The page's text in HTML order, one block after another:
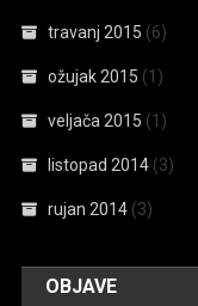
travanj 2015 (6)
ožujak 2015 (1)
veljača 2015 (1)
listopad 2014 (3)
rujan 2014 (3)
OBJAVE